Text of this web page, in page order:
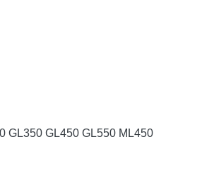
GL350 GL450 GL550 ML450